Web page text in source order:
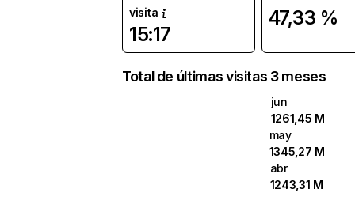
visita
15:17
47,33 %
Total de últimas visitas 3 meses
jun
1261,45 M
may
1345,27 M
abr
1243,31 M